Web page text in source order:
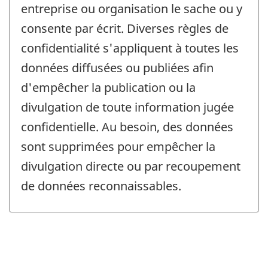
entreprise ou organisation le sache ou y
consente par écrit. Diverses règles de
confidentialité s'appliquent à toutes les
données diffusées ou publiées afin
d'empêcher la publication ou la
divulgation de toute information jugée
confidentielle. Au besoin, des données
sont supprimées pour empêcher la
divulgation directe ou par recoupement
de données reconnaissables.